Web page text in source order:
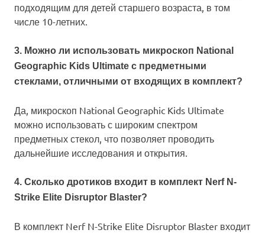
подходящим для детей старшего возраста, в том
числе 10-летних.
3. Можно ли использовать микроскоп National
Geographic Kids Ultimate с предметными
стеклами, отличными от входящих в комплект?
Да, микроскоп National Geographic Kids Ultimate
можно использовать с широким спектром
предметных стекол, что позволяет проводить
дальнейшие исследования и открытия.
4. Сколько дротиков входит в комплект Nerf N-
Strike Elite Disruptor Blaster?
В комплект Nerf N-Strike Elite Disruptor Blaster входит